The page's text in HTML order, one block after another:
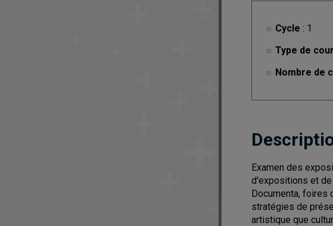
Cycle : 1
Type de
Nombre de
Examen des
d'expositions et de
Documenta, foires
stratégies de
artistique que